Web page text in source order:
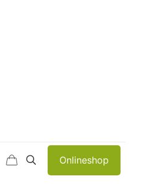
Onlineshop